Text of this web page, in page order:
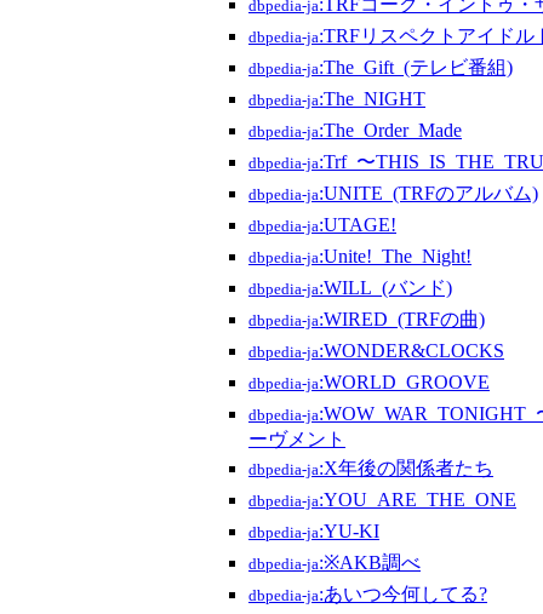
dbpedia-ja:TRFコーク・イントゥ・
dbpedia-ja:TRFリスペクトアイドル
dbpedia-ja:The_Gift_(テレビ番組)
dbpedia-ja:The_NIGHT
dbpedia-ja:The_Order_Made
dbpedia-ja:Trf_〜
dbpedia-ja:UNITE_(TRFのアルバム)
dbpedia-ja:UTAGE!
dbpedia-ja:Unite!_The_Night!
dbpedia-ja:WILL_(バンド)
dbpedia-ja:WIRED_(TRFの曲)
dbpedia-ja:WONDER&CLOCKS
dbpedia-ja:WORLD_GROOVE
dbpedia-ja
ーヴメント
dbpedia-ja:X年後の関係者たち
dbpedia-ja:YOU_ARE_THE_ONE
dbpedia-ja:YU-KI
dbpedia-ja:※AKB調べ
dbpedia-ja:あいつ今何してる?